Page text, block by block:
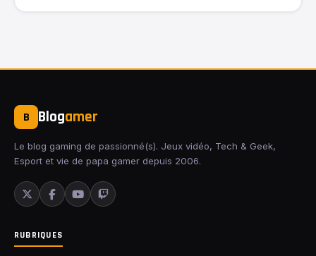
B Blogamer
Le blog gaming de passionné(s). Jeux vidéo, Tech & Geek,
Esport et vie de papa gamer depuis 2006.
RUBRIQUES